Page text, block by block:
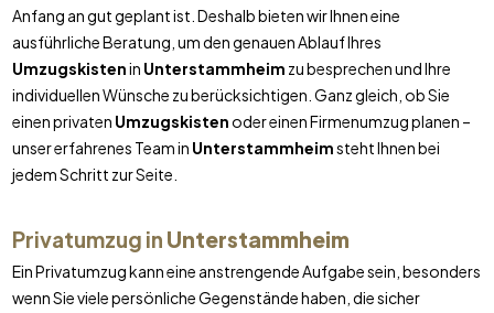
Anfang an gut geplant ist. Deshalb bieten wir Ihnen eine
ausführliche Beratung, um den genauen Ablauf Ihres
Umzugskistenin Unterstammheim zu besprechen und Ihre
individuellen Wünsche zu berücksichtigen. Ganz gleich, ob Sie
einen privaten Umzugskistenoder einen Firmenumzug planen –
unser erfahrenes Team in Unterstammheimsteht Ihnen bei
jedem Schritt zur Seite.
Privatumzug in Unterstammheim
Ein Privatumzug kann eine anstrengende Aufgabe sein, besonders
wenn Sie viele persönliche Gegenstände haben, die sicher